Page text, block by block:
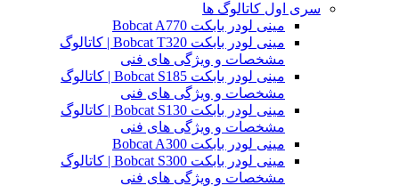
سری اول کاتالوگ ها
مینی لودر بابکت Bobcat A770
مینی لودر بابکت Bobcat T320 | کاتالوگ
مشخصات و ویژگی های فنی
مینی لودر بابکت Bobcat S185 | کاتالوگ
مشخصات و ویژگی های فنی
مینی لودر بابکت Bobcat S130 | کاتالوگ
مشخصات و ویژگی های فنی
مینی لودر بابکت Bobcat A300
مینی لودر بابکت Bobcat S300 | کاتالوگ
مشخصات و ویژگی های فنی